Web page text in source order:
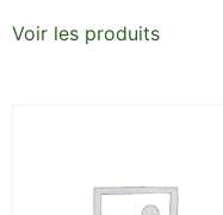
Voir les produits